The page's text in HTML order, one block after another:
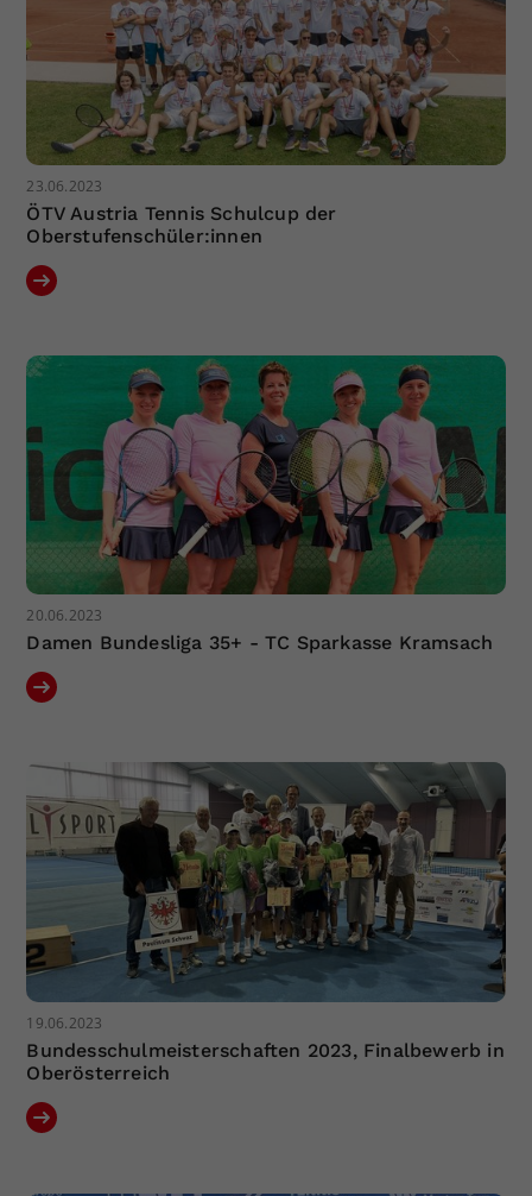
23.06.2023
ÖTV Austria Tennis Schulcup der
Oberstufenschüler:innen
20.06.2023
Damen Bundesliga 35+ - TC Sparkasse Kramsach
19.06.2023
Bundesschulmeisterschaften 2023, Finalbewerb in
Oberösterreich